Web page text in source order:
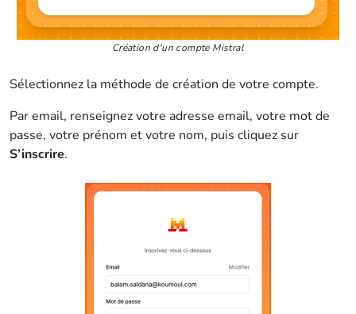
Création d'un compte Mistral
Sélectionnez la méthode de création de votre compte.
Par email, renseignez votre adresse email, votre mot de
passe, votre prénom et votre nom, puis cliquez sur
S’inscrire.